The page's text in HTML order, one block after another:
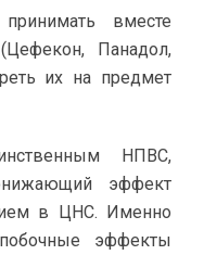
вместе
Панадол,
их на предмет
НПВС,
эффект
в ЦНС. Именно
эффекты